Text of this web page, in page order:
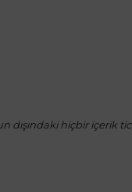
dışındaki hiçbir içerik